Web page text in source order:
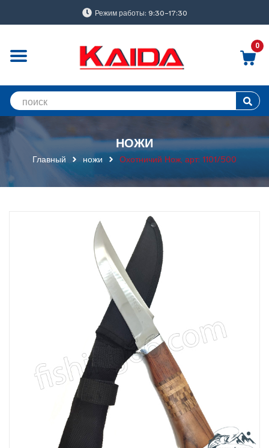
Режим работы: 9:30-17:30
0
НОЖИ
Главный ножи Охотничий Нож, арт: 1101/500